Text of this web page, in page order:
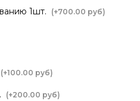
1шт. (+700.00 руб)
(+100.00 руб)
(+200.00 руб)